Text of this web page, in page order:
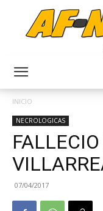
INICIO
NECROLOGICAS
07/04/2017